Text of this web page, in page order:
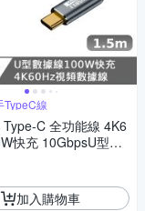
TypeC線
Type-C 全功能線 4K6
快充 10GbpsU型充
加入購物車